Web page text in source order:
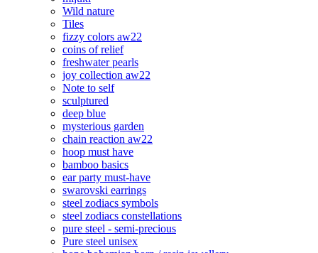
Wild nature
Tiles
fizzy colors aw22
coins of relief
freshwater pearls
joy collection aw22
Note to self
sculptured
deep blue
mysterious garden
chain reaction aw22
hoop must have
bamboo basics
ear party must-have
swarovski earrings
steel zodiacs symbols
steel zodiacs constellations
pure steel - semi-precious
Pure steel unisex